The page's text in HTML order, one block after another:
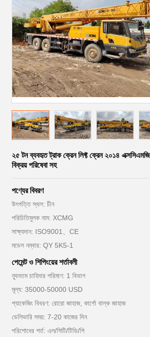
২৫ টন ব্যবহৃত ট্রাক ক্রেন লিফ্ট ক্রেন ২০১৪ এক্সসিএমজি
বিক্রয় পরিষেবা সহ
পণ্যের বিবরণ
উৎপত্তি স্থল: চীন
পরিচিতিমুলক নাম: XCMG
সাক্ষ্যদান: ISO9001、CE
মডেল নম্বার: QY 5K5-1
পেমেন্ট ও শিপিংয়ের শর্তাবলী
ন্যূনতম চাহিদার পরিমাণ: 1 বিভাগ
মূল্য: 35000-50000 USD
প্যাকেজিং বিবরণ: রোরো জাহাজ, কার্গো বাল্ক জাহাজ
ডেলিভারি সময়: 7-20 কাজের দিন
পরিশোধের শর্ত: এল/সিটি/টিডি/পি